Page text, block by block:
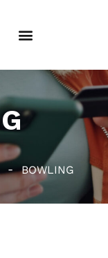
BOWLING